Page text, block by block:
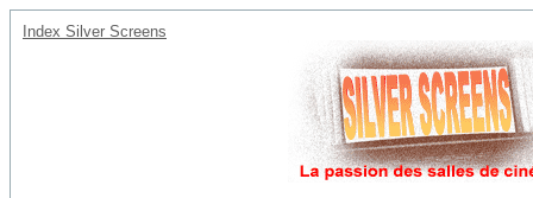
Index Silver Screens